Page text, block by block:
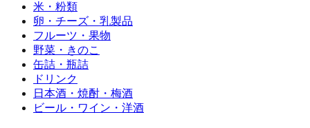
米・粉類
卵・チーズ・乳製品
フルーツ・果物
野菜・きのこ
缶詰・瓶詰
ドリンク
日本酒・焼酎・梅酒
ビール・ワイン・洋酒